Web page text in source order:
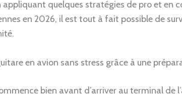
appliquant quelques stratégies de pro et en
en 2026, il est tout à fait possible de
en avion sans stress grâce à une
bien avant d’arriver au terminal de